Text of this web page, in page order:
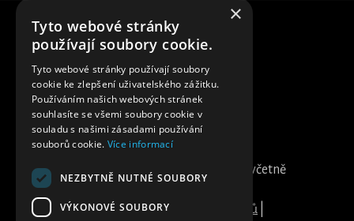
PROmaturák.cz
DDs group s.r.o. | IČ: 28146298, DIČ:
CZ28146298 | Všechny ceny uvedeny včetně
DPH | Žižkova tř. 309/12 37001 České
Budějovice | Ochrana osobních údajů
×
Tyto webové stránky
používají soubory cookie.
Tyto webové stránky používají soubory
cookie ke zlepšení uživatelského zážitku.
Používáním našich webových stránek
souhlasíte se všemi soubory cookie v
souladu s našimi zásadami používání
souborů cookie. Více informací
NEZBYTNĚ NUTNÉ SOUBORY
VÝKONOVÉ SOUBORY